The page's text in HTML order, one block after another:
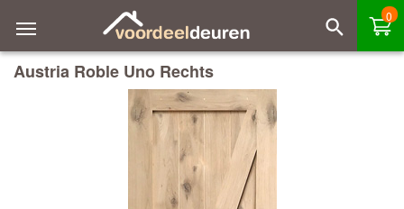
0
Austria Roble Uno Rechts